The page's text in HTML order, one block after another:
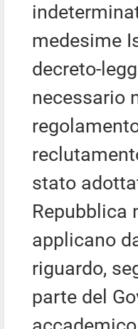
medesime
decreto-
necessario
stato
Repubblica
applicano
riguardo,
parte del